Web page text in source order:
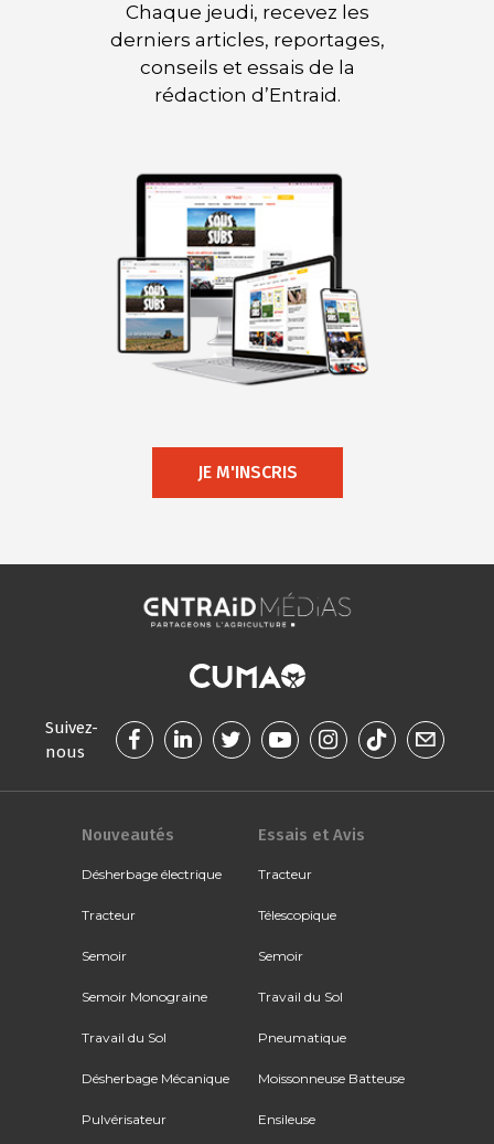
Chaque jeudi, recevez les
derniers articles, reportages,
conseils et essais de la
rédaction d’Entraid.
JE M'INSCRIS
Suivez-
nous
Nouveautés
Désherbage électrique
Tracteur
Semoir
Semoir Monograine
Travail du Sol
Désherbage Mécanique
Pulvérisateur
Essais et Avis
Tracteur
Télescopique
Semoir
Travail du Sol
Pneumatique
Moissonneuse Batteuse
Ensileuse